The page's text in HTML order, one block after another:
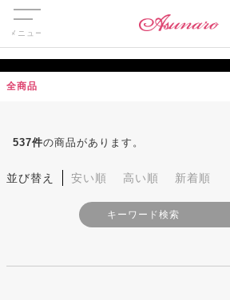
Menu
全商品
537件の商品があります。
並び替え 安い順 高い順 新着順
キーワード検索